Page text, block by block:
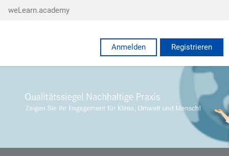
weLearn.academy
Anmelden Registrieren